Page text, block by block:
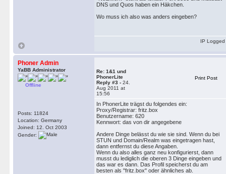
DNS und Quos haben ein Häkchen.
Wo muss ich also was anders eingeben?
IP Logged
Phoner Admin
YaBB Administrator
Offline
Posts: 11824
Location: Germany
Joined: 12. Oct 2003
Gender:
Re: 1&1 und
PhonerLite
Reply #3 - 24.
Aug 2011 at
15:56
Print Post
In PhonerLite trägst du folgendes ein:
Proxy/Registrar: fritz.box
Benutzername: 620
Kennwort: das von dir angegebene
Andere Dinge belässt du wie sie sind. Wenn du bei
STUN und Domain/Realm was eingetragen hast,
dann entfernst du diese Angaben.
Wenn du also alles ganz neu konfigurierst, dann
musst du lediglich die oberen 3 Dinge eingeben und
das war es dann. Das Profil speicherst du am
besten als "fritz.box" oder ähnliches ab.